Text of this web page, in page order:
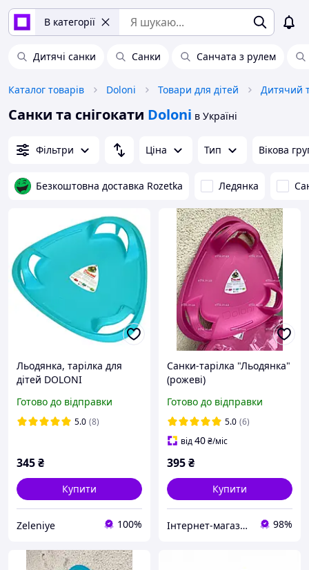
В категорії
Дитячі санки Санки Санчата з рулем
Каталог товарів Doloni Товари для дітей Дитячий
Санки та снігокати Doloni в Україні
Фільтри Ціна Тип Вікова
Безкоштовна доставка Rozetka Ледянка
Льодянка, тарілка для
дітей DOLONI
Готово до відправки
5.0 (8)
345₴
Купити
Zeleniye 100%
Санки-тарілка "Льодянка"
(рожеві)
Готово до відправки
5.0 (6)
від40₴/міс
395₴
Купити
Інтернет-магазин elfik.in.ua 98%